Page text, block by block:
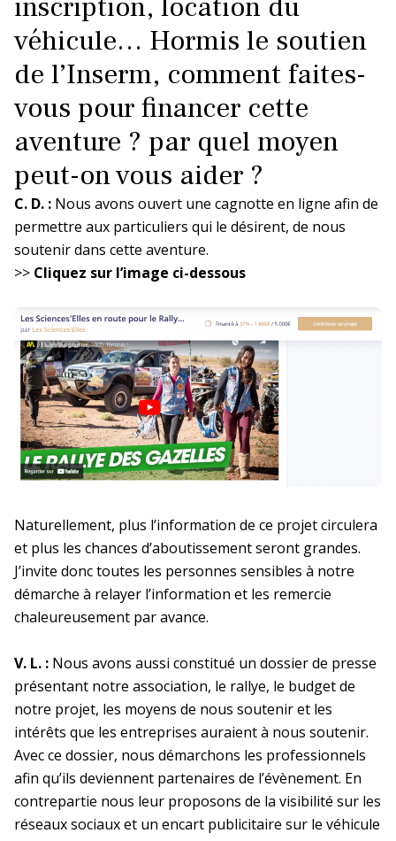
véhicule… Hormis le soutien
de l’Inserm, comment faites-
vous pour financer cette
aventure ? par quel moyen
peut-on vous aider ?
C. D. : Nous avons ouvert une cagnotte en ligne afin de
permettre aux particuliers qui le désirent, de nous
soutenir dans cette aventure.
>> Cliquez sur l’image ci-dessous
Naturellement, plus l’information de ce projet circulera
et plus les chances d’aboutissement seront grandes.
J’invite donc toutes les personnes sensibles à notre
démarche à relayer l’information et les remercie
chaleureusement par avance.
V. L. : Nous avons aussi constitué un dossier de presse
présentant notre association, le rallye, le budget de
notre projet, les moyens de nous soutenir et les
intérêts que les entreprises auraient à nous soutenir.
Avec ce dossier, nous démarchons les professionnels
afin qu’ils deviennent partenaires de l’évènement. En
contrepartie nous leur proposons de la visibilité sur les
réseaux sociaux et un encart publicitaire sur le véhicule